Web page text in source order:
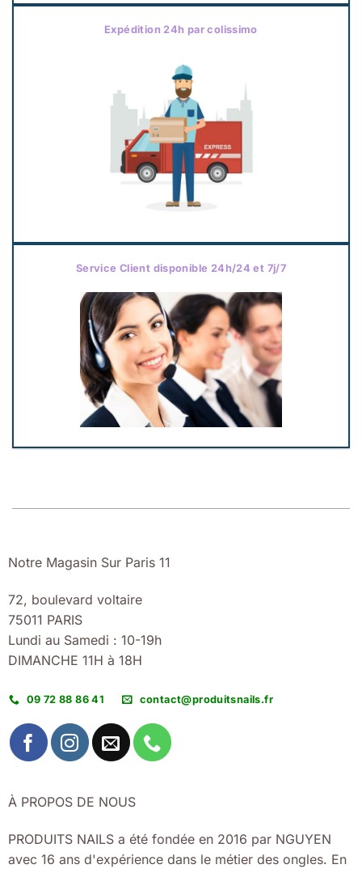
Expédition 24h par colissimo
Service Client disponible 24h/24 et 7j/7
Notre Magasin Sur Paris 11
72, boulevard voltaire
75011 PARIS
Lundi au Samedi : 10-19h
DIMANCHE 11H à 18H
09 72 88 86 41 contact@produitsnails.fr
À PROPOS DE NOUS
PRODUITS NAILS a été fondée en 2016 par NGUYEN
avec 16 ans d'expérience dans le métier des ongles. En